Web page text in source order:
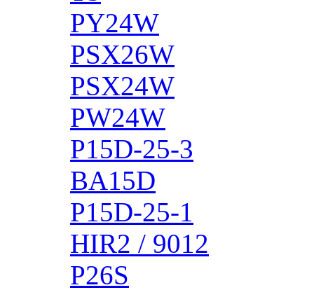
PY24W
PSX26W
PSX24W
PW24W
P15D-25-3
BA15D
P15D-25-1
HIR2 / 9012
P26S